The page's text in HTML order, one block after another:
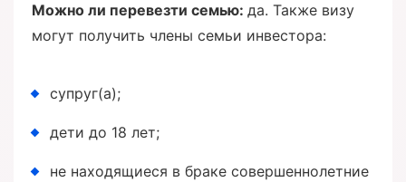
Можно ли перевезти семью: да. Также визу
могут получить члены семьи инвестора:
супруг(а);
дети до 18 лет;
не находящиеся в браке совершеннолетние